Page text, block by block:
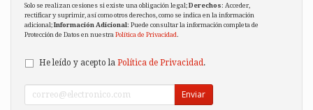
Solo se realizan cesiones si existe una obligación legal;Derechos: Acceder,
rectificar y suprimir, así como otros derechos, como se indica en la información
adicional;Información Adicional: Puede consultar la información completa de
Protección de Datos en nuestra Política de Privacidad.
He leído y acepto la Política de Privacidad .
Enviar